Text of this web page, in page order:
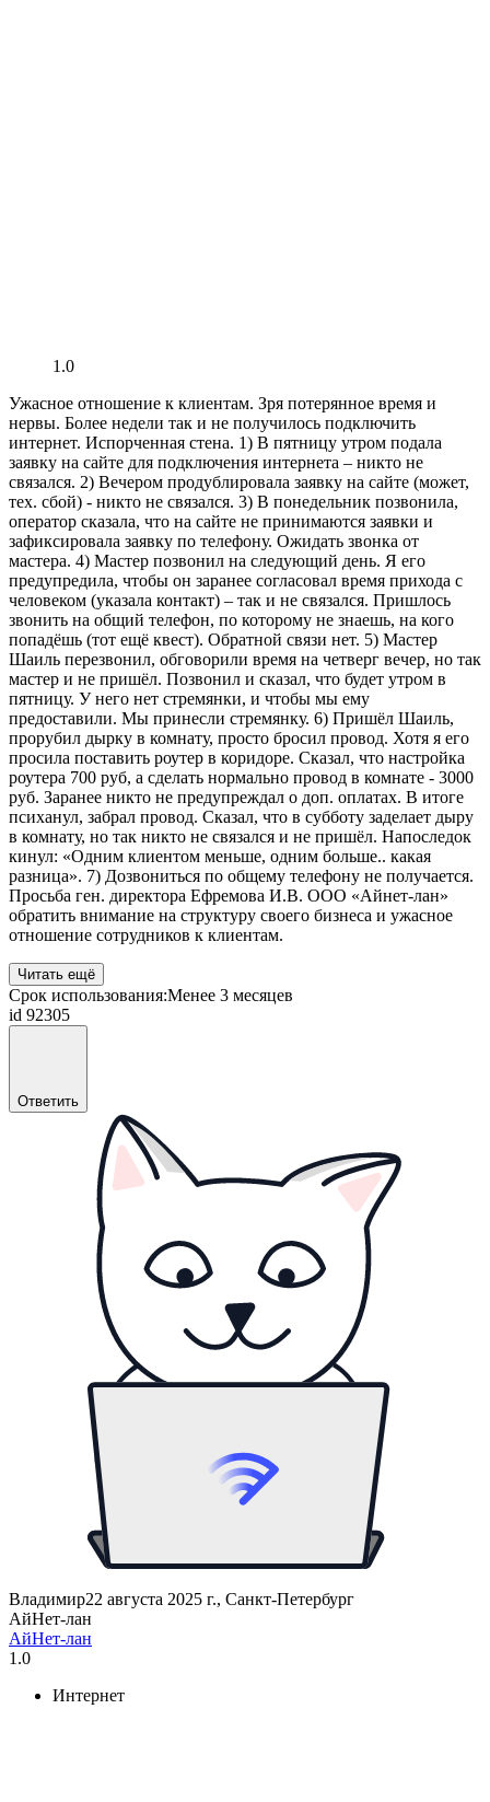
1.0
Ужасное отношение к клиентам. Зря потерянное время и
нервы. Более недели так и не получилось подключить
интернет. Испорченная стена. 1) В пятницу утром подала
заявку на сайте для подключения интернета – никто не
связался. 2) Вечером продублировала заявку на сайте (может,
тех. сбой) - никто не связался. 3) В понедельник позвонила,
оператор сказала, что на сайте не принимаются заявки и
зафиксировала заявку по телефону. Ожидать звонка от
мастера. 4) Мастер позвонил на следующий день. Я его
предупредила, чтобы он заранее согласовал время прихода с
человеком (указала контакт) – так и не связался. Пришлось
звонить на общий телефон, по которому не знаешь, на кого
попадёшь (тот ещё квест). Обратной связи нет. 5) Мастер
Шаиль перезвонил, обговорили время на четверг вечер, но так
мастер и не пришёл. Позвонил и сказал, что будет утром в
пятницу. У него нет стремянки, и чтобы мы ему
предоставили. Мы принесли стремянку. 6) Пришёл Шаиль,
прорубил дырку в комнату, просто бросил провод. Хотя я его
просила поставить роутер в коридоре. Сказал, что настройка
роутера 700 руб, а сделать нормально провод в комнате - 3000
руб. Заранее никто не предупреждал о доп. оплатах. В итоге
психанул, забрал провод. Сказал, что в субботу заделает дыру
в комнату, но так никто не связался и не пришёл. Напоследок
кинул: «Одним клиентом меньше, одним больше.. какая
разница». 7) Дозвониться по общему телефону не получается.
Просьба ген. директора Ефремова И.В. ООО «Айнет-лан»
обратить внимание на структуру своего бизнеса и ужасное
отношение сотрудников к клиентам.
Читать ещё
Срок использования:Менее 3 месяцев
id 92305
Ответить
Владимир22 августа 2025 г., Санкт-Петербург
АйНет-лан
АйНет-лан
1.0
Интернет